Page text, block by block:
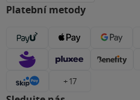
Platební metody
+ 17